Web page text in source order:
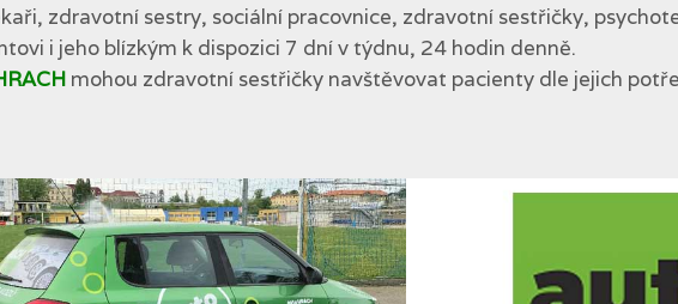
zdravotní sestry, sociální pracovnice, zdravotní sestřičky,
i jeho blízkým k dispozici 7 dní v týdnu, 24 hodin denně.
mohou zdravotní sestřičky navštěvovat pacienty dle jejich